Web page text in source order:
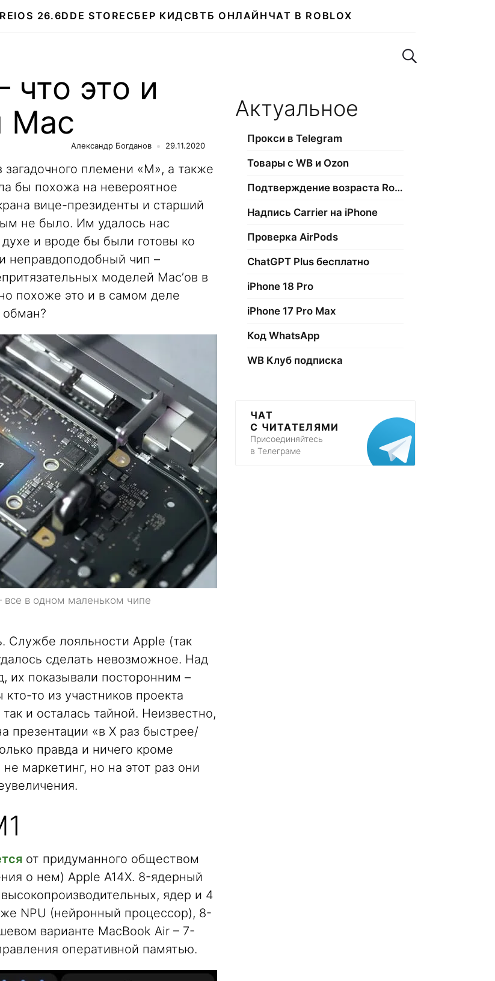
IOS 26.6DDE STORE СБЕР КИДСВТБ ОНЛАЙН ЧАТ В ROBLOX
Поиск по сайту
это и
Mac
Александр Богданов 29.11.2020
загадочного племени «M», а также
бы похожа на невероятное
вице-президенты и старший
не было. Им удалось нас
и вроде бы были готовы ко
неправдоподобный чип –
моделей Mac’ов в
похоже это и в самом деле
в одном маленьком чипе
Службе лояльности Apple (так
сделать невозможное. Над
их показывали посторонним –
то из участников проекта
и осталась тайной. Неизвестно,
презентации «в X раз быстрее/
правда и ничего кроме
маркетинг, но на этот раз они
от придуманного обществом
о нем) Apple A14X. 8-ядерный
ядер и 4
NPU (нейронный процессор), 8-
варианте MacBook Air – 7-
оперативной памятью.
Актуальное
Прокси в Telegram
Товары с WB и Ozon
Подтверждение возраста Roblox
Надпись Carrier на iPhone
Проверка AirPods
ChatGPT Plus бесплатно
iPhone 18 Pro
iPhone 17 Pro Max
Код WhatsApp
WB Клуб подписка
ЧАТ
С ЧИТАТЕЛЯМИ
Присоединяйтесь
в Телеграме